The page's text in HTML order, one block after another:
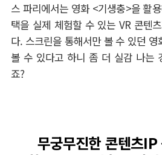
스 파리에서는 영화 <기생충>을 활
택을 실제 체험할 수 있는 VR 콘텐
다. 스크린을 통해서만 볼 수 있던
볼 수 있다고 하니 좀 더 실감 나는
죠?
무궁무진한 콘텐츠